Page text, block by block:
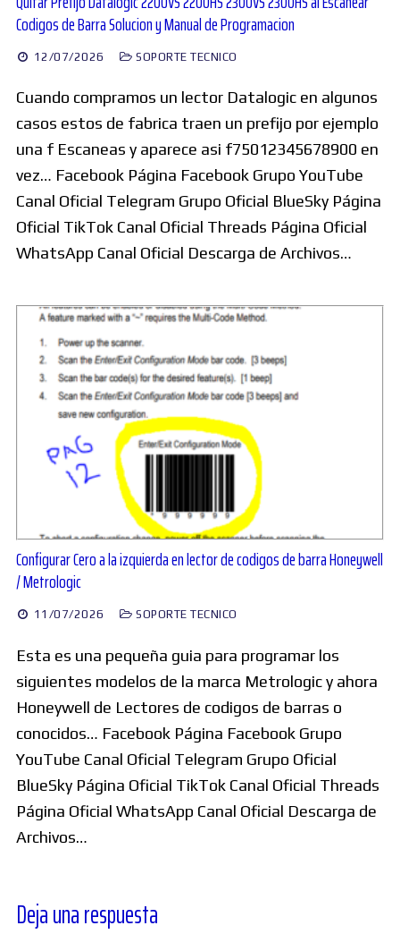
Codigos de Barra Solucion y Manual de Programacion
12/07/2026 SOPORTE TECNICO
Cuando compramos un lector Datalogic en algunos
casos estos de fabrica traen un prefijo por ejemplo
una f Escaneas y aparece asi f75012345678900 en
vez… Facebook Página Facebook Grupo YouTube
Canal Oficial Telegram Grupo Oficial BlueSky Página
Oficial TikTok Canal Oficial Threads Página Oficial
WhatsApp Canal Oficial Descarga de Archivos…
Configurar Cero a la izquierda en lector de codigos de barra Honeywell
/ Metrologic
11/07/2026 SOPORTE TECNICO
Esta es una pequeña guia para programar los
siguientes modelos de la marca Metrologic y ahora
Honeywell de Lectores de codigos de barras o
conocidos… Facebook Página Facebook Grupo
YouTube Canal Oficial Telegram Grupo Oficial
BlueSky Página Oficial TikTok Canal Oficial Threads
Página Oficial WhatsApp Canal Oficial Descarga de
Archivos…
Deja una respuesta